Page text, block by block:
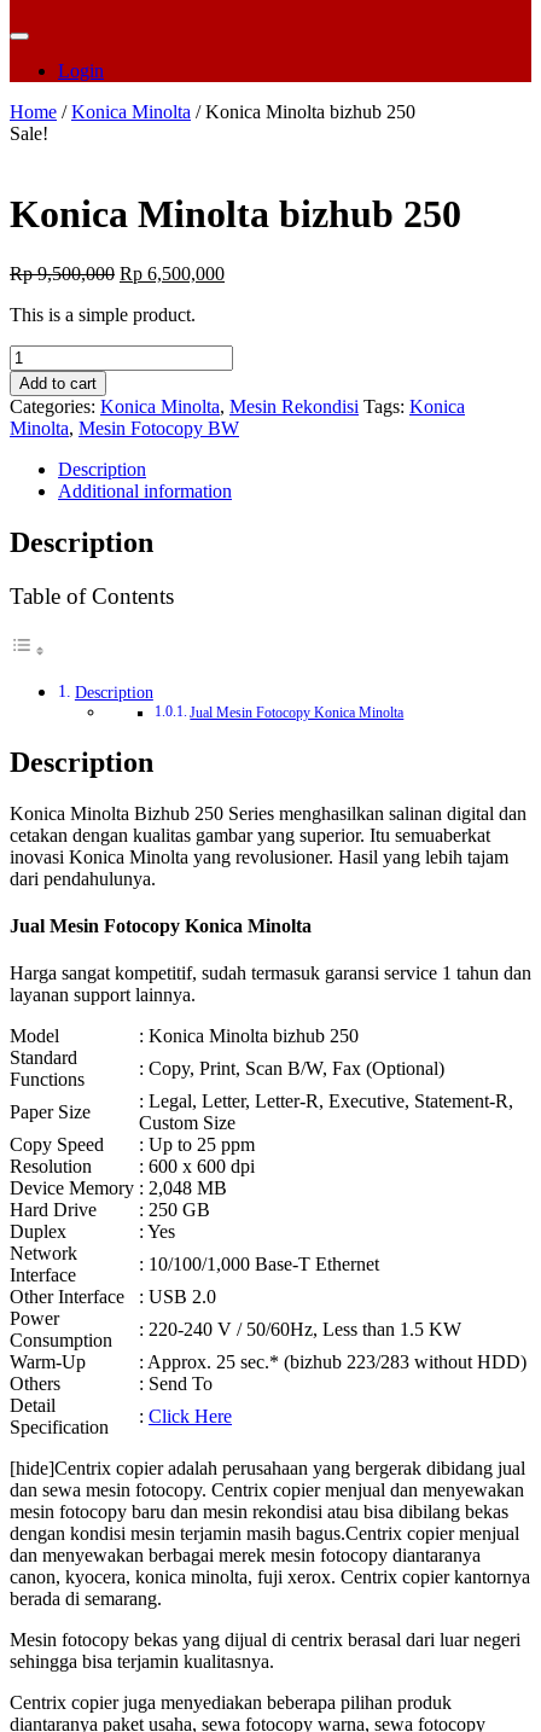
Login
Home /Konica Minolta / Konica Minolta bizhub 250
Sale!
Konica Minolta bizhub 250
Rp9,500,000 Original
was:
Rp 6,500,000Current
This is a simple product.
Konica
Minolta
bizhub
250
quantity
Add to cart
Categories: Konica Minolta, Mesin Rekondisi Tags: Konica
Minolta, Mesin Fotocopy BW
Description
Additional information
Description
Table of Contents
Description
Jual Mesin Fotocopy Konica Minolta
Description
Konica Minolta Bizhub 250 Series menghasilkan salinan digital dan
cetakan dengan kualitas gambar yang superior. Itu semuaberkat
inovasi Konica Minolta yang revolusioner. Hasil yang lebih tajam
dari pendahulunya.
Jual Mesin Fotocopy Konica Minolta
Harga sangat kompetitif, sudah termasuk garansi service 1 tahun dan
layanan support lainnya.
Model
: Konica Minolta bizhub 250
Standard
Functions
: Copy, Print, Scan B/W, Fax (Optional)
Paper Size
: Legal, Letter, Letter-R, Executive, Statement-R,
Custom Size
Copy Speed
: Up to 25 ppm
Resolution
: 600 x 600 dpi
Device Memory : 2,048 MB
Hard Drive
: 250 GB
Duplex
: Yes
Network
Interface
: 10/100/1,000 Base-T Ethernet
Other Interface
: USB 2.0
Power
Consumption
: 220-240 V / 50/60Hz, Less than 1.5 KW
Warm-Up
: Approx. 25 sec.* (bizhub 223/283 without HDD)
Others
: Send To
Detail
Specification
: Click Here
[hide]Centrix copier adalah perusahaan yang bergerak dibidang jual
dan sewa mesin fotocopy. Centrix copier menjual dan menyewakan
mesin fotocopy baru dan mesin rekondisi atau bisa dibilang bekas
dengan kondisi mesin terjamin masih bagus.Centrix copier menjual
dan menyewakan berbagai merek mesin fotocopy diantaranya
canon, kyocera, konica minolta, fuji xerox. Centrix copier kantornya
berada di semarang.
Mesin fotocopy bekas yang dijual di centrix berasal dari luar negeri
sehingga bisa terjamin kualitasnya.
Centrix copier juga menyediakan beberapa pilihan produk
diantaranya paket usaha, sewa fotocopy warna, sewa fotocopy